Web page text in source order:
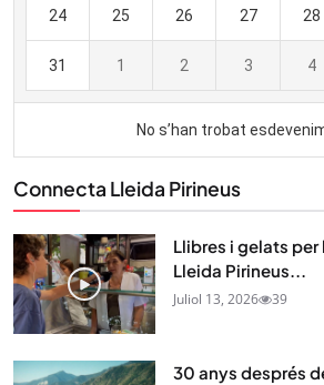
Connecta Lleida Pirineus
Llibres i gelats
Lleida Pirineus...
Juliol 13, 2026 39
30 anys després